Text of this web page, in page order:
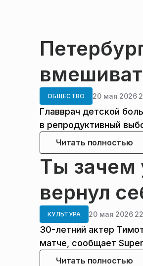
ОБЩЕСТВО 20 мая 2026
Главврач детской
в репродуктивный
Читать полностью
Ты зачем
вернул
КУЛЬТУРА 20 мая 2026
30-летний актер
матче, сообщает
Читать полностью